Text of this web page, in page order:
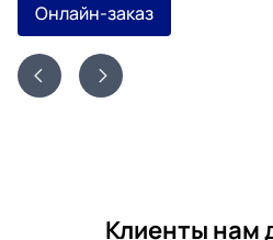
Онлайн-заказ
Клиенты нам